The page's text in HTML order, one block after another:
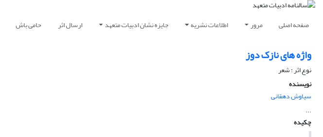
صفحه اصلی مرور اطلاعات نشریه جایزه نشان ادبیات متعهد ارسال اثر حامی باش
واژه های نازک دوز
نوع اثر : شعر
نویسنده
سیاوش دهقانی
...
چکیده